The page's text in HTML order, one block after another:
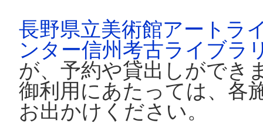
長野県立美術館アートラ
ンター信州考古ライブラ
が、予約や貸出しができ
御利用にあたっては、各
お出かけください。